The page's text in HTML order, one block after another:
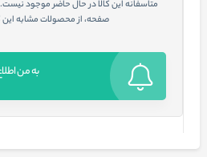
متاسفانه این کالا در حال حاضر موجود
صفحه، از محصولات مشابه این
به من